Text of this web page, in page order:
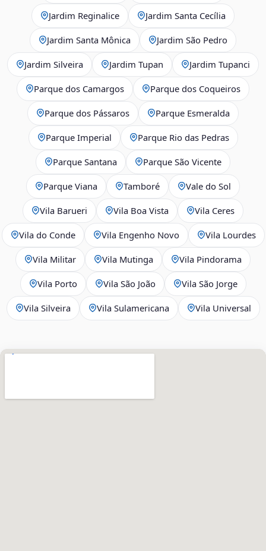
Jardim Reginalice Jardim Santa Cecília
Jardim Santa Mônica Jardim São Pedro
Jardim Silveira Jardim Tupan Jardim Tupanci
Parque dos Camargos Parque dos Coqueiros
Parque dos Pássaros Parque Esmeralda
Parque Imperial Parque Rio das Pedras
Parque Santana Parque São Vicente
Parque Viana Tamboré Vale do Sol
Vila Barueri Vila Boa Vista Vila Ceres
Vila do Conde Vila Engenho Novo Vila Lourdes
Vila Militar Vila Mutinga Vila Pindorama
Vila Porto Vila São João Vila São Jorge
Vila Silveira Vila Sulamericana Vila Universal